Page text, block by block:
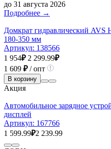
до 31 августа 2026
Подробнее →
Домкрат гидравлический AVS
180-350 мм
Артикул: 138566
1 954₽ 2 299.99₽
1 609 ₽/ опт
В корзину
Акция
Автомобильное зарядное
дисплей
Артикул: 167766
1 599.99₽2 239.99